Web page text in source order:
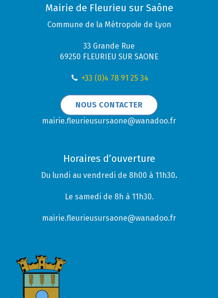
Mairie de Fleurieu sur Saône
Commune de la Métropole de Lyon
33 Grande Rue
69250 FLEURIEU SUR SAONE
+33 (0)4 78 91 25 34
NOUS CONTACTER
mairie.fleurieusursaone@wanadoo.fr
Horaires d’ouverture
Du lundi au vendredi de 8h00 à 11h30.
Le samedi de 8h à 11h30.
mairie.fleurieusursaone@wanadoo.fr